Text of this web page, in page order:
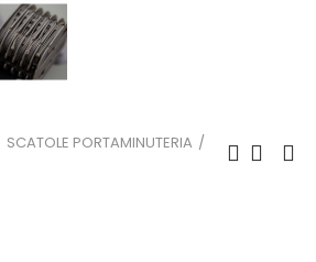
SCATOLE PORTAMINUTERIA